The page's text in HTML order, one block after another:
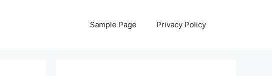
Sample Page Privacy Policy